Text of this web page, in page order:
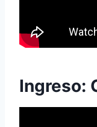
Ingreso: